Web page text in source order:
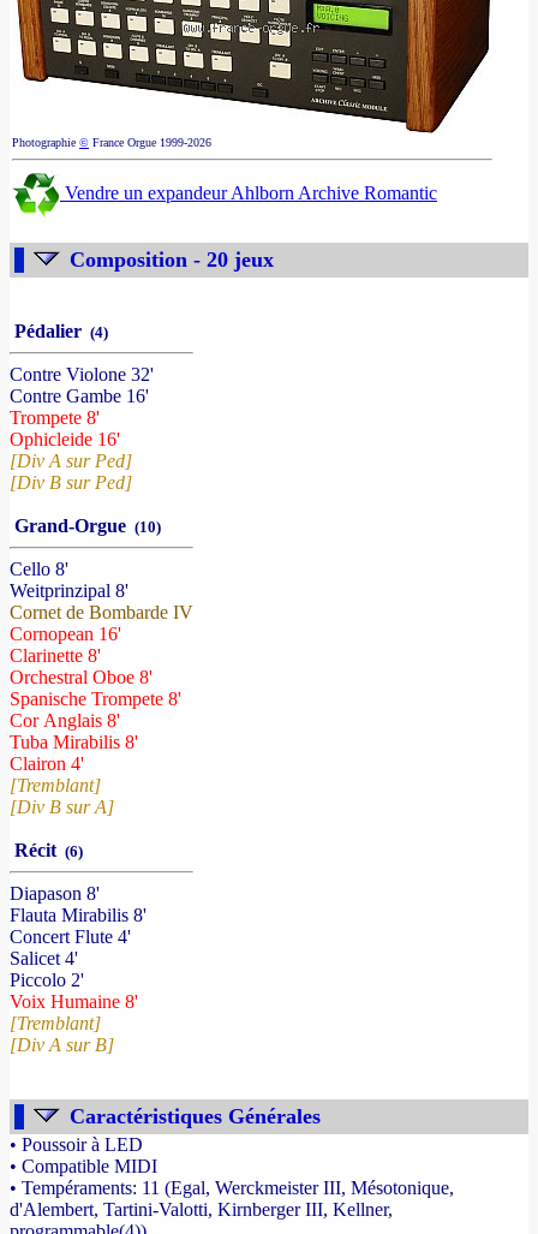
Photographie © France Orgue 1999-2026
Vendre un expandeur Ahlborn Archive Romantic
Composition - 20 jeux
Pédalier (4)
Contre Violone 32'
Contre Gambe 16'
Trompete 8'
Ophicleide 16'
[Div A sur Ped]
[Div B sur Ped]
Grand-Orgue (10)
Cello 8'
Weitprinzipal 8'
Cornet de Bombarde IV
Cornopean 16'
Clarinette 8'
Orchestral Oboe 8'
Spanische Trompete 8'
Cor Anglais 8'
Tuba Mirabilis 8'
Clairon 4'
[Tremblant]
[Div B sur A]
Récit (6)
Diapason 8'
Flauta Mirabilis 8'
Concert Flute 4'
Salicet 4'
Piccolo 2'
Voix Humaine 8'
[Tremblant]
[Div A sur B]
Caractéristiques Générales
• Poussoir à LED
• Compatible MIDI
• Tempéraments: 11 (Egal, Werckmeister III, Mésotonique,
d'Alembert, Tartini-Valotti, Kirnberger III, Kellner,